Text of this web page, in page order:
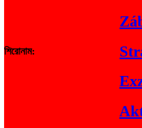
শিরোনাম: